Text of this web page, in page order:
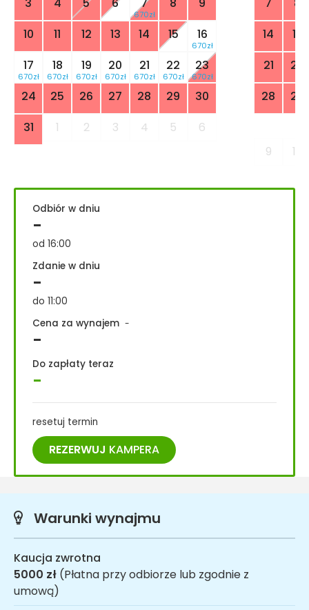
670zł
10
11 12 13 14 15 16
670zł
17
670zł
18
670zł
19
670zł
20
670zł
21
670zł
22
670zł
23
670zł
24 25 26 27 28 29
30
31
1 2 3 4 5 6
14
15
21
22
28
29
9 10
Odbiór w dniu
-
od 16:00
Zdanie w dniu
-
do 11:00
Cena za wynajem -
-
Do zapłaty teraz
-
resetuj termin
REZERWUJ KAMPERA
Warunki wynajmu
Kaucja zwrotna
5000 zł (Płatna przy odbiorze lub zgodnie z
umową)